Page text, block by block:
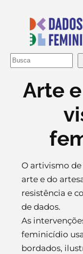
Buscar
Arte
O artivismo
arte e do
resistência e
de dados.
As
feminicídio
bordados,